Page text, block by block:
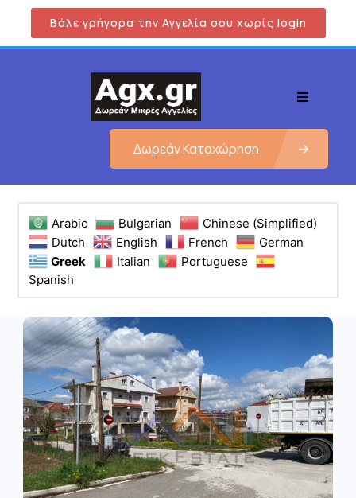
Βάλε γρήγορα την Αγγελία σου χωρίς login
Δωρεάν Καταχώρηση
Arabic Bulgarian
Chinese (Simplified)
Dutch
English French
German
Greek
Italian
Portuguese
Spanish